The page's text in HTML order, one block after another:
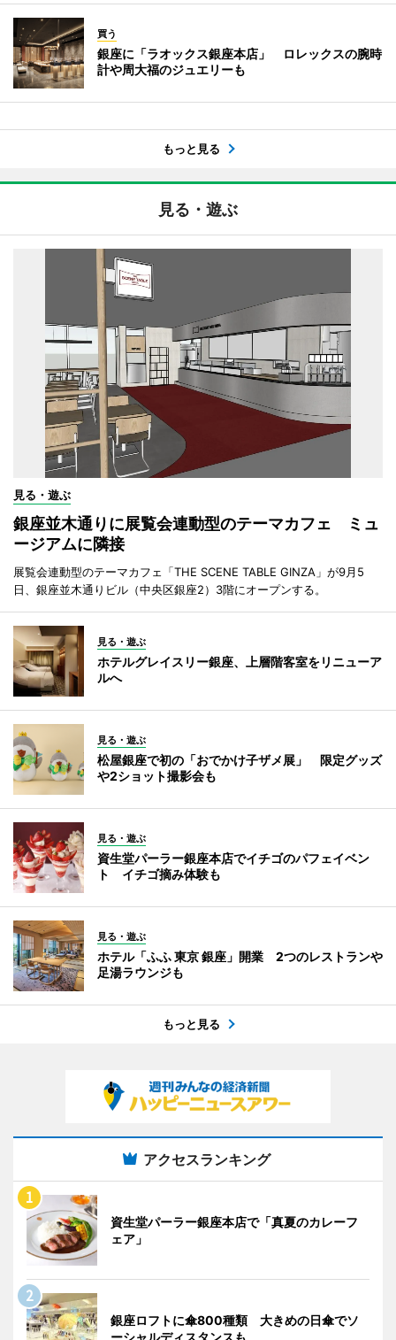
買う
銀座に「ラオックス銀座本店」 ロレックスの腕時
計や周大福のジュエリーも
もっと見る
見る・遊ぶ
見る・遊ぶ
銀座並木通りに展覧会連動型のテーマカフェ ミュ
ージアムに隣接
展覧会連動型のテーマカフェ「THE SCENE TABLE GINZA」が9月5
日、銀座並木通りビル（中央区銀座2）3階にオープンする。
見る・遊ぶ
ホテルグレイスリー銀座、上層階客室をリニューア
ルへ
見る・遊ぶ
松屋銀座で初の「おでかけ子ザメ展」 限定グッズ
や2ショット撮影会も
見る・遊ぶ
資生堂パーラー銀座本店でイチゴのパフェイベン
ト イチゴ摘み体験も
見る・遊ぶ
ホテル「ふふ 東京 銀座」開業 2つのレストランや
足湯ラウンジも
もっと見る
アクセスランキング
資生堂パーラー銀座本店で「真夏のカレーフ
ェア」
銀座ロフトに傘800種類 大きめの日傘でソ
ーシャルディスタンスも